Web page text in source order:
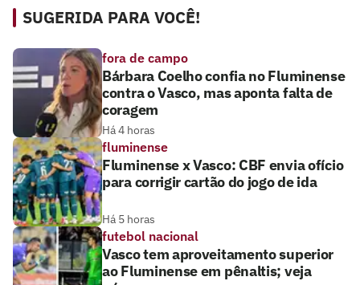
SUGERIDA PARA VOCÊ!
fora de campo
Bárbara Coelho confia no Fluminense
contra o Vasco, mas aponta falta de
coragem
Há 4 horas
fluminense
Fluminense x Vasco: CBF envia ofício
para corrigir cartão do jogo de ida
Há 5 horas
futebol nacional
Vasco tem aproveitamento superior
ao Fluminense em pênaltis; veja